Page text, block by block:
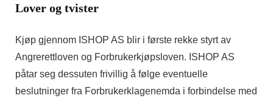
Lover og tvister
Kjøp gjennom ISHOP AS blir i første rekke styrt av
Angrerettloven og Forbrukerkjøpsloven. ISHOP AS
påtar seg dessuten frivillig å følge eventuelle
beslutninger fra Forbrukerklagenemda i forbindelse med